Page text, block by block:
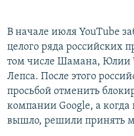
В начале июля YouTube
целого ряда российских
том числе Шамана, Юлии
Лепса. После этого
просьбой отменить
компании Google, а когда
вышло, решили принять